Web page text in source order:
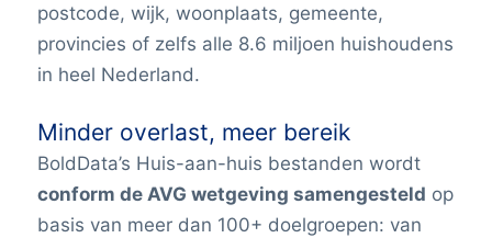
postcode, wijk, woonplaats, gemeente,
provincies of zelfs alle 8.6 miljoen huishoudens
in heel Nederland.
Minder overlast, meer bereik
BoldData’s Huis-aan-huis bestanden wordt
conform de AVG wetgeving samengesteld op
basis van meer dan 100+ doelgroepen: van